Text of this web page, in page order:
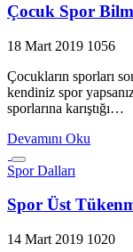
Çocuk Spor
18 Mart 2019 1056
Çocukların sporları
kendiniz spor
sporlarına karıştığı…
Devamını Oku
Spor Dalları
Spor Üst
14 Mart 2019 1020